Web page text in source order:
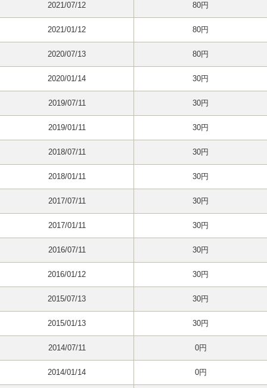
2021/07/12 80円
2021/01/12 80円
2020/07/13 80円
2020/01/14 30円
2019/07/11 30円
2019/01/11 30円
2018/07/11 30円
2018/01/11 30円
2017/07/11 30円
2017/01/11 30円
2016/07/11 30円
2016/01/12 30円
2015/07/13 30円
2015/01/13 30円
2014/07/11 0円
2014/01/14 0円